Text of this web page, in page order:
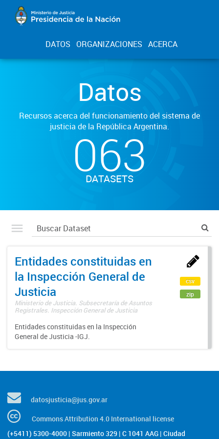
DATOS ORGANIZACIONES ACERCA
Datos
Recursos acerca del funcionamiento del sistema de
justicia de la República Argentina.
063
DATASETS
Entidades constituidas en
la Inspección General de
Justicia
Ministerio de Justicia. Subsecretaría de Asuntos
Registrales. Inspección General de Justicia
Entidades constituidas en la Inspección
General de Justicia -IGJ.
csv
zip
datosjusticia@jus.gov.ar
Commons Attribution 4.0 International license
(+5411) 5300-4000 | Sarmiento 329 | C 1041 AAG | Ciudad